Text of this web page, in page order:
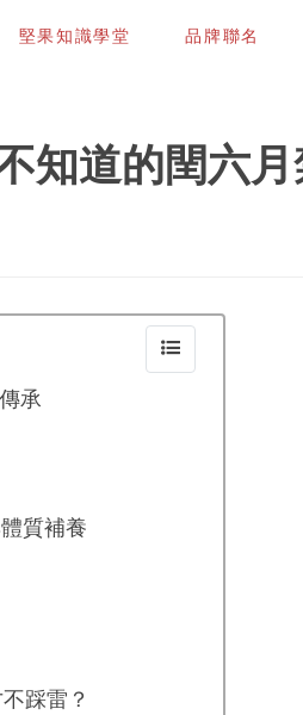
堅果知識學堂 品牌聯名
知道的閏六
承
質補養
踩雷？